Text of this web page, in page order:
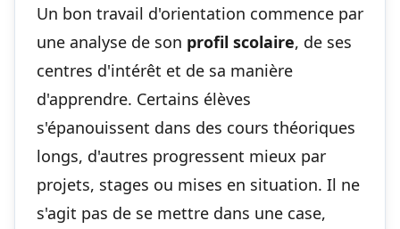
Un bon travail d'orientation commence par
une analyse de son profil scolaire, de ses
centres d'intérêt et de sa manière
d'apprendre. Certains élèves
s'épanouissent dans des cours théoriques
longs, d'autres progressent mieux par
projets, stages ou mises en situation. Il ne
s'agit pas de se mettre dans une case,